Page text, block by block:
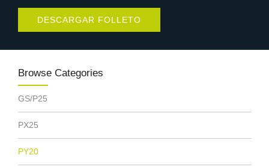
DESCARGAR FOLLETO
Browse Categories
GS/P25
PX25
PY20